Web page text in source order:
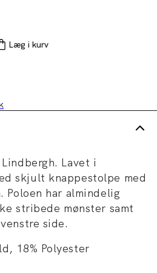
Læg i kurv
Lavet i
skjult knappestolpe med
Poloen har almindelig
stribede mønster samt
side.
18% Polyester